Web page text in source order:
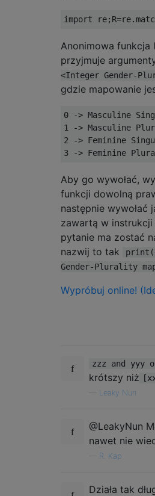
Anonimowa funkcja
przyjmuje
<Integer Gender-
gdzie mapowanie
0 -> Masculine
1 -> Masculine
2 -> Feminine
Aby go wywołać,
funkcji dowolną
następnie wywołać
zawartą w
pytanie ma zostać
nazwij to tak
Gender-Plurality
Wypróbuj online!
zzz and yyy
krótszy niż
Leaky Nun
@LeakyNun
nawet nie
R. Kap
Działa tak